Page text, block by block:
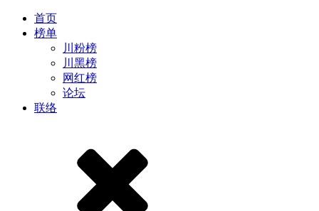
首页
榜单
川粉榜
川黑榜
网红榜
论坛
联络